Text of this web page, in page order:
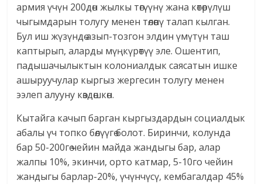
армия үчүн 200дөн жылкы төгүүнү жана көтөрүлүш
чыгымдарын толугу менен төлөөнү талап кылган.
Бул иш жүзүндө азып-тозгон элдин үмүтүн таш
каптырып, аларды мүңкүрөтүү эле. Ошентип,
падышачылыктын колониалдык саясатын ишке
ашыруучулар кыргыз жергесин толугу менен
ээлеп алууну көздөшкөн.
Кытайга качып барган кыргыздардын социалдык
абалы үч топко бөлүүгө болот. Биринчи, колунда
бар 50-200гө чейин майда жандыгы бар, алар
жалпы 10%, экинчи, орто катмар, 5-10го чейин
жандыгы барлар-20%, үчүнчүсү, кембагалдар 45%